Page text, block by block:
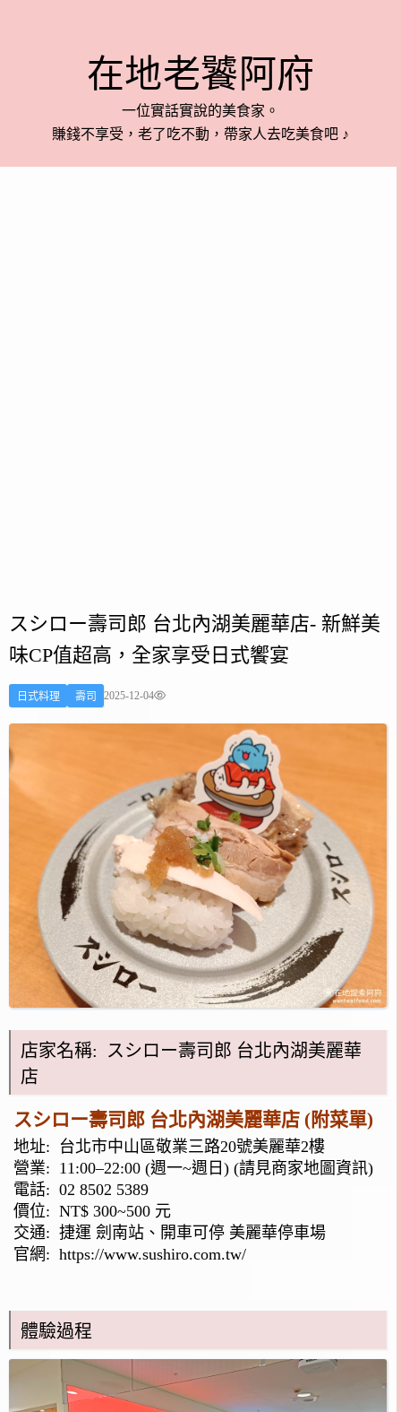
在地老饕阿府
一位實話實說的美食家。
賺錢不享受，老了吃不動，帶家人去吃美食吧 ♪
スシロー壽司郎 台北內湖美麗華店- 新鮮美
味CP值超高，全家享受日式饗宴
日式料理 壽司 2025-12-04
店家名稱: スシロー壽司郎 台北內湖美麗華
店
スシロー壽司郎 台北內湖美麗華店 (附菜單)
地址:
台北市中山區敬業三路20號美麗華2樓
營業: 11:00–22:00 (週一~週日) (請見商家地圖資訊)
電話: 02 8502 5389
價位: NT$ 300~500 元
交通: 捷運 劍南站、開車可停 美麗華停車場
官網: https://www.sushiro.com.tw/
體驗過程